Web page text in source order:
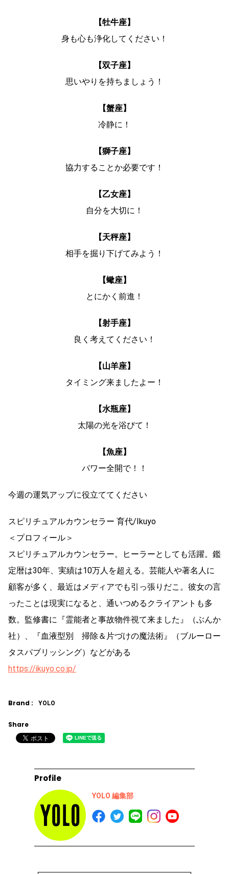
【牡牛座】
身も心も浄化してください！
【双子座】
思いやりを持ちましょう！
【蟹座】
冷静に！
【獅子座】
協力することか必要です！
【乙女座】
自分を大切に！
【天秤座】
相手を掘り下げてみよう！
【蠍座】
とにかく前進！
【射手座】
良く考えてください！
【山羊座】
タイミング来ましたよー！
【水瓶座】
太陽の光を浴びて！
【魚座】
パワー全開で！！
今週の運気アップに役立ててください
スピリチュアルカウンセラー 育代/Ikuyo
＜プロフィール＞
スピリチュアルカウンセラー。ヒーラーとしても活躍。鑑
定暦は30年、実績は10万人を超える。芸能人や著名人に
顧客が多く、最近はメディアでも引っ張りだこ。彼女の言
ったことは現実になると、通いつめるクライアントも多
数。監修書に『霊能者と事故物件視て来ました』（ぶんか
社）、『血液型別 掃除＆片づけの魔法術』（ブルーロー
タスパブリッシング）などがある
https://ikuyo.co.jp/
Brand : YOLO
Share
Profile
YOLO 編集部